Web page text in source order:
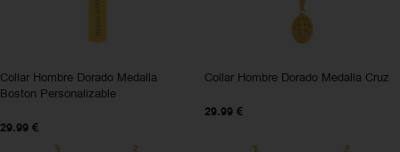
Collar Hombre Dorado Medalla
Boston Personalizable
29.99 €
Collar Hombre Dorado Medalla Cruz
29.99 €